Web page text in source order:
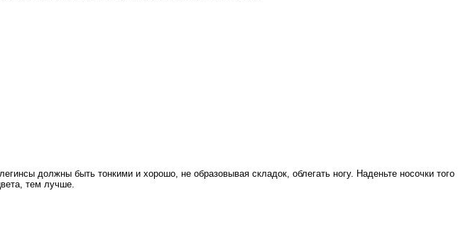
должны быть тонкими и хорошо, не образовывая складок, облегать ногу. Наденьте носочки того
тем лучше.